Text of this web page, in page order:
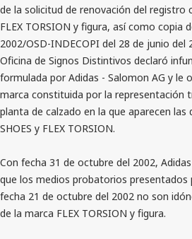
de la solicitud de renovación del registro
FLEX TORSION y figura, así como copia
2002/OSD-INDECOPI del 28 de junio del
Oficina de Signos Distintivos declaró
formulada por Adidas - Salomon AG y le
marca constituida por la representación
planta de calzado en la que aparecen las
SHOES y FLEX TORSION.
Con fecha 31 de octubre del 2002,
que los medios probatorios presentados
fecha 21 de octubre del 2002 no son
de la marca FLEX TORSION y figura.